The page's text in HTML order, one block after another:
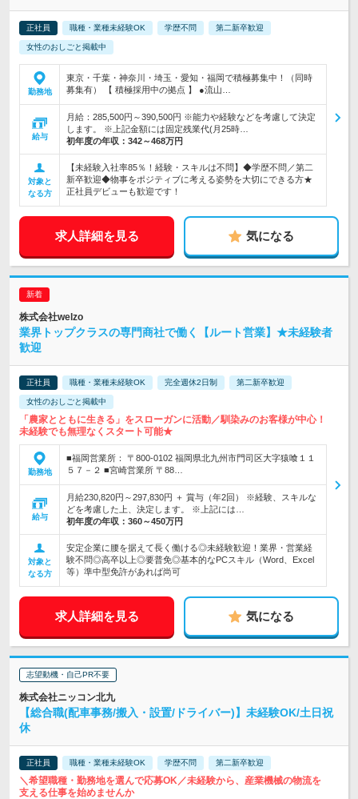
正社員 職種・業種未経験OK 学歴不問 第二新卒歓迎
女性のおしごと掲載中
勤務地
東京・千葉・神奈川・埼玉・愛知・福岡で積極募集中！（同時
募集有） 【 積極採用中の拠点 】 ●流山…
給与
月給：285,500円～390,500円 ※能力や経験などを考慮して決定
します。 ※上記金額には固定残業代(月25時…
初年度の年収： 342～468万円
対象と
なる方
【未経験入社率85％！経験・スキルは不問】◆学歴不問／第二
新卒歓迎◆物事をポジティブに考える姿勢を大切にできる方★
正社員デビューも歓迎です！
求人詳細を見る 気になる
株式会社welzo
業界トップクラスの専門商社で働く【ルート営業】★未経験者
歓迎
正社員 職種・業種未経験OK 完全週休2日制 第二新卒歓迎
女性のおしごと掲載中
「農家とともに生きる」をスローガンに活動／馴染みのお客様が中心！
未経験でも無理なくスタート可能★
勤務地
■福岡営業所： 〒800-0102 福岡県北九州市門司区大字猿喰１１
５７－２ ■宮崎営業所 〒88…
給与
月給230,820円～297,830円 ＋ 賞与（年2回） ※経験、スキルな
どを考慮した上、決定します。 ※上記には…
初年度の年収： 360～450万円
対象と
なる方
安定企業に腰を据えて長く働ける◎未経験歓迎！業界・営業経
験不問◎高卒以上◎要普免◎基本的なPCスキル（Word、Excel
等）準中型免許があれば尚可
求人詳細を見る 気になる
志望動機・自己PR不要
株式会社ニッコン北九
【総合職(配車事務/搬入・設置/ドライバー)】未経験OK/土日祝
休
正社員 職種・業種未経験OK 学歴不問 第二新卒歓迎
＼希望職種・勤務地を選んで応募OK／未経験から、産業機械の物流を
支える仕事を始めませんか